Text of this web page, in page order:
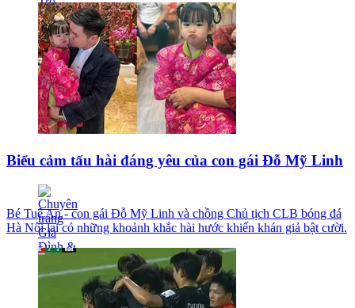
Biểu cảm tấu hài đáng yêu của con gái Đỗ Mỹ Linh
Bé Tuệ An - con gái Đỗ Mỹ Linh và chồng Chủ tịch CLB bóng đá
Hà Nội lại có những khoảnh khắc hài hước khiến khán giả bật cười.